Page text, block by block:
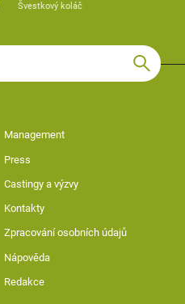
Švestkový koláč
Management
Press
Castingy a výzvy
Kontakty
Zpracování osobních údajů
Nápověda
Redakce